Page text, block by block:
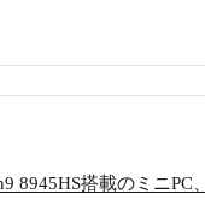
8945HS搭載のミニ